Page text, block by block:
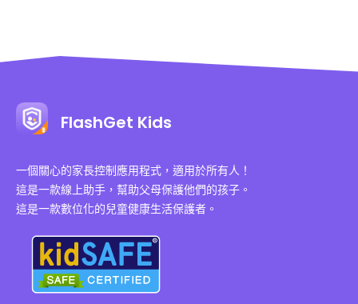
FlashGet Kids
一個關心的家長控制應用程式，適用於所有人！
這是一款線上助手，幫助父母保護他們的孩子。
這是一款數位化的兒童健康生活保護者。